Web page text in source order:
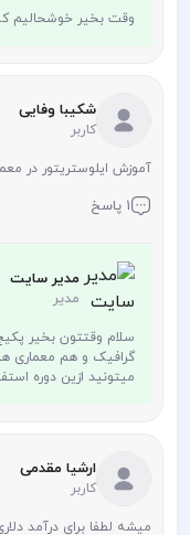
وقت بخیر خوشحالیم
شکیبا وفایی
کاربر
آموزش ایلوستریتور در
1 پاسخ
مدیر سایت
مدیر
سلام وقتتون بخیر
گرافیک و هم معماری
میتونید ازین دوره
ارشیا مقدمی
کاربر
میشه لطفا برای درآمد